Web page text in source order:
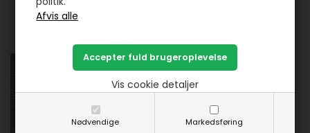
Nødvendige Markedsføring
Vis cookie detaljer